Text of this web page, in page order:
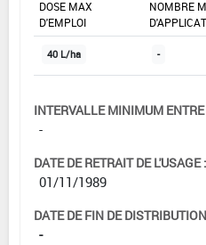
DOSE MAX
D'EMPLOI
NOMBRE
40 L/ha -
INTERVALLE MINIMUM
-
DATE DE RETRAIT DE L'USAGE :
01/11/1989
DATE DE FIN DE
-